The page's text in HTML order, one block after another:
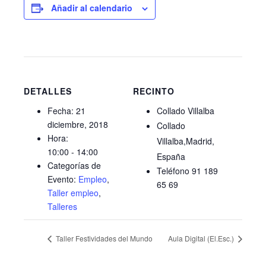
Añadir al calendario
DETALLES
Fecha: 21
diciembre, 2018
Hora:
10:00 - 14:00
Categorías de
Evento: Empleo,
Taller empleo,
Talleres
RECINTO
Collado Villalba
Collado
Villalba,Madrid
España
Teléfono 91 189
65 69
Taller Festividades del Mundo Aula Digital (El.Esc.)